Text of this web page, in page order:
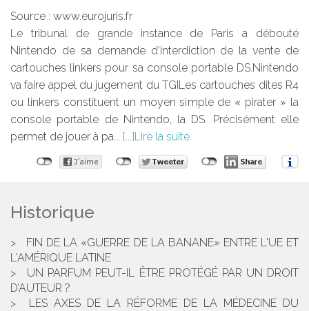
Source : www.eurojuris.fr
Le tribunal de grande instance de Paris a débouté
Nintendo de sa demande d’interdiction de la vente de
cartouches linkers pour sa console portable DS.Nintendo
va faire appel du jugement du TGILes cartouches dites R4
ou linkers constituent un moyen simple de « pirater » la
console portable de Nintendo, la DS. Précisément elle
permet de jouer à pa...
Lire la suite
Historique
FIN DE LA «GUERRE DE LA BANANE» ENTRE L'UE ET
L'AMÉRIQUE LATINE
UN PARFUM PEUT-IL ÊTRE PROTÉGÉ PAR UN DROIT
D’AUTEUR ?
LES AXES DE LA RÉFORME DE LA MÉDECINE DU